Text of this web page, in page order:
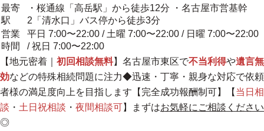
最寄
駅
・桜通線「高岳駅」から徒歩12分 ・名古屋市営基幹
2「清水口」バス停から徒歩3分
営業
時間
平日 7:00〜22:00 / 土曜 7:00〜22:00 / 日曜 7:00〜22:00
/ 祝日 7:00〜22:00
【地元密着 初回相談無料】名古屋市東区で不当利得や遺言無
効などの特殊相続問題に注力◆迅速・丁寧・親身な対応で依頼
者様の満足度向上を目指します 【完全成功報酬制可】【 当日相
談 ・ 土日祝相談 ・ 夜間相談可】まずはお気軽にご相談ください
◎